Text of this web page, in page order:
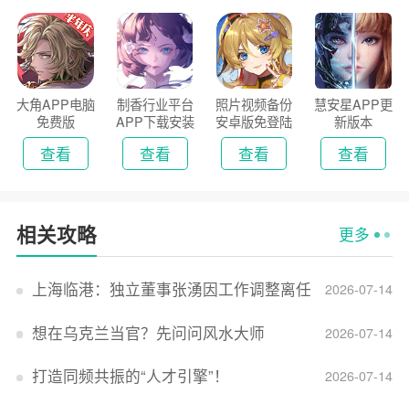
大角APP电脑
免费版
查看
制香行业平台
APP下载安装
2026
查看
照片视频备份
安卓版免登陆
版
查看
慧安星APP更
新版本
查看
相关攻略 更多
2026-07-14
上海临港：独立董事张湧因工作调整离任
2026-07-14
想在乌克兰当官？先问问风水大师
2026-07-14
打造同频共振的“人才引擎”！